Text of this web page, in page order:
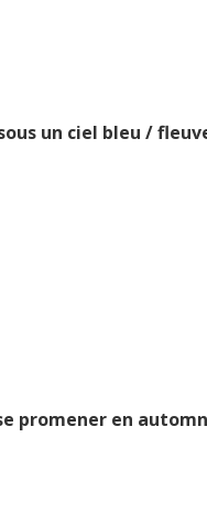
un ciel bleu /
promener en